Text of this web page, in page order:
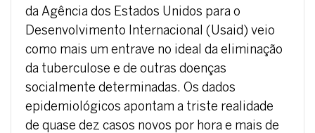
da Agência dos Estados Unidos para o
Desenvolvimento Internacional (Usaid) veio
como mais um entrave no ideal da eliminação
da tuberculose e de outras doenças
socialmente determinadas. Os dados
epidemiológicos apontam a triste realidade
de quase dez casos novos por hora e mais de